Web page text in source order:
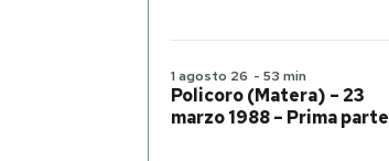
1 agosto 26 - 53 min
Policoro (Matera) – 23
marzo 1988 – Prima parte